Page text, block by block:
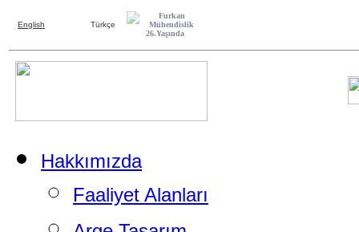
English Türkçe
Hakkımızda
Faaliyet Alanları